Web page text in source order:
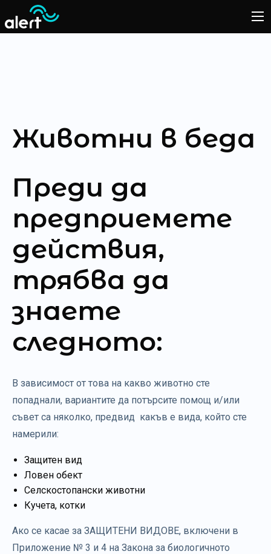
Животни в беда
Преди да
предприемете
действия,
трябва да
знаете
следното:
В зависимост от това на какво животно сте
попаднали, вариантите да потърсите помощ и/или
съвет са няколко, предвид какъв е вида, който сте
намерили:
Защитен вид
Ловен обект
Селскостопански животни
Кучета, котки
Ако се касае за ЗАЩИТЕНИ ВИДОВЕ, включени в
Приложение № 3 и 4 на Закона за биологичното